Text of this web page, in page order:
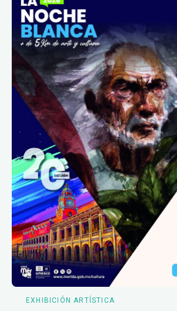
EXHIBICIÓN ARTÍSTICA